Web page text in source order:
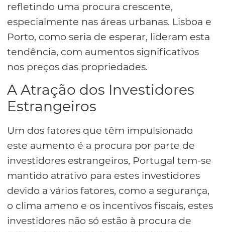
refletindo uma procura crescente,
especialmente nas áreas urbanas. Lisboa e
Porto, como seria de esperar, lideram esta
tendência, com aumentos significativos
nos preços das propriedades.
A Atração dos Investidores
Estrangeiros
Um dos fatores que têm impulsionado
este aumento é a procura por parte de
investidores estrangeiros, Portugal tem-se
mantido atrativo para estes investidores
devido a vários fatores, como a segurança,
o clima ameno e os incentivos fiscais, estes
investidores não só estão à procura de